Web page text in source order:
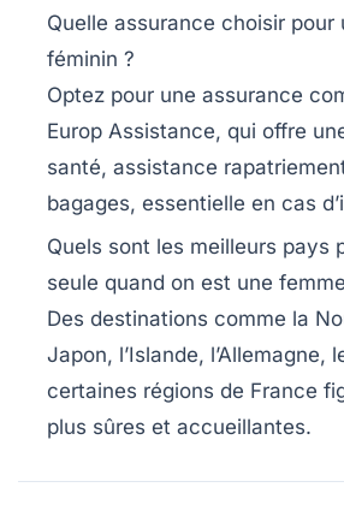
Quelle assurance choisir pour
féminin ?
Optez pour une assurance
Europ Assistance, qui offre
santé, assistance
bagages, essentielle en cas
Quels sont les meilleurs pays
seule quand on est une
Des destinations comme la
Japon, l’Islande, l’Allemagne,
certaines régions de France
plus sûres et accueillantes.